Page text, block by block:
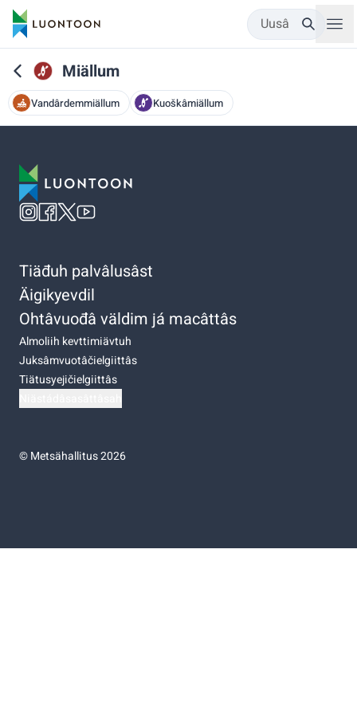
Uusâ
Miällum
Vandârdemmiällum Kuoškâmiällum
Tiäđuh palvâlusâst
Äigikyevdil
Ohtâvuođâ väldim já macâttâs
Almoliih kevttimiävtuh
Juksâmvuotâčielgiittâs
Tiätusyejičielgiittâs
©Metsähallitus 2026